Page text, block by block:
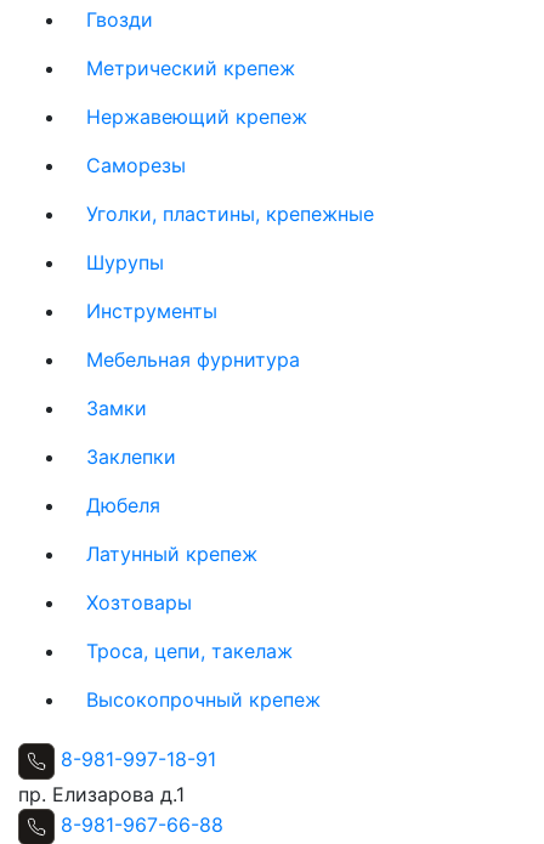
Гвозди
Метрический крепеж
Нержавеющий крепеж
Саморезы
Уголки, пластины, крепежные
Шурупы
Инструменты
Мебельная фурнитура
Замки
Заклепки
Дюбеля
Латунный крепеж
Хозтовары
Троса, цепи, такелаж
Высокопрочный крепеж
8-981-997-18-91
пр. Елизарова д.1
8-981-967-66-88